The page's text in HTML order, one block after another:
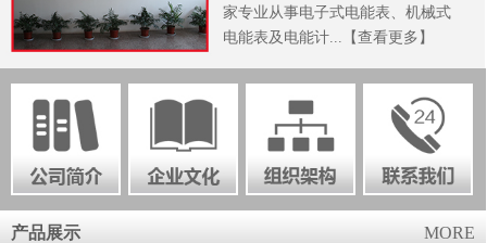
家专业从事电子式电能表、机械式
电能表及电能计...【查看更多】
产品展示 MORE